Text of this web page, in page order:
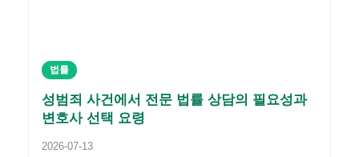
법률
성범죄 사건에서 전문 법률 상담의 필요성과
변호사 선택 요령
2026-07-13